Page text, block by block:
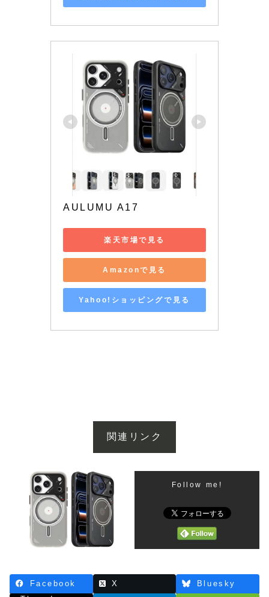
AULUMU A17
楽天市場で見る
Amazonで見る
Yahoo!ショッピングで見る
関連リンク
Follow me!
Facebook X
Bluesky